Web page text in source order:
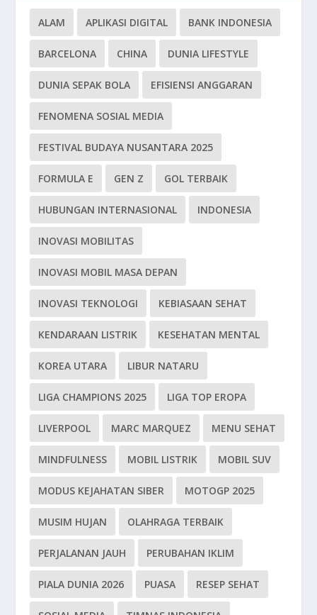
ALAM APLIKASI DIGITAL BANK INDONESIA
BARCELONA CHINA DUNIA LIFESTYLE
DUNIA SEPAK BOLA EFISIENSI ANGGARAN
FENOMENA SOSIAL MEDIA
FESTIVAL BUDAYA NUSANTARA 2025
FORMULA E GEN Z GOL TERBAIK
HUBUNGAN INTERNASIONAL INDONESIA
INOVASI MOBILITAS
INOVASI MOBIL MASA DEPAN
INOVASI TEKNOLOGI KEBIASAAN SEHAT
KENDARAAN LISTRIK KESEHATAN MENTAL
KOREA UTARA LIBUR NATARU
LIGA CHAMPIONS 2025 LIGA TOP EROPA
LIVERPOOL MARC MARQUEZ MENU SEHAT
MINDFULNESS MOBIL LISTRIK MOBIL SUV
MODUS KEJAHATAN SIBER MOTOGP 2025
MUSIM HUJAN OLAHRAGA TERBAIK
PERJALANAN JAUH PERUBAHAN IKLIM
PIALA DUNIA 2026 PUASA RESEP SEHAT